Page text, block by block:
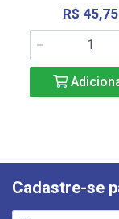
R$ 45,75
Cadastre-se